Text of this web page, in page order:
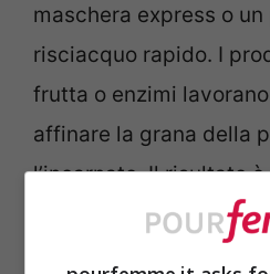
maschera express o
risciacquo rapido. I
frutta o enzimi
affinare la grana della
l’incarnato. Il risultato
uniforme e compatto.